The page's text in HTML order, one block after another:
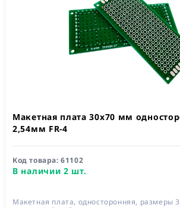
Макетная плата 30x70 мм
2,54мм FR-4
Код товара:61102
В наличии 2 шт.
Макетная плата, односторонняя, размеры